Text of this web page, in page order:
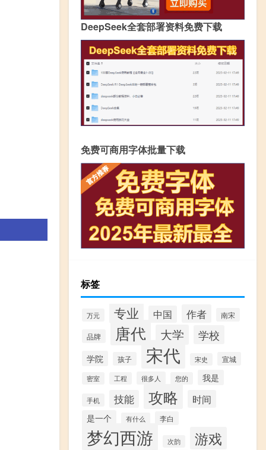
DeepSeek全套部署资料免费下载
免费可商用字体批量下载
标签
万元 专业 中国 作者 南宋
品牌 唐代 大学 学校
学院 孩子 宋代 宋史 宣城
密室 工程 很多人 您的 我是
手机 技能 攻略 时间
是一个 有什么 李白
梦幻西游 次韵 游戏